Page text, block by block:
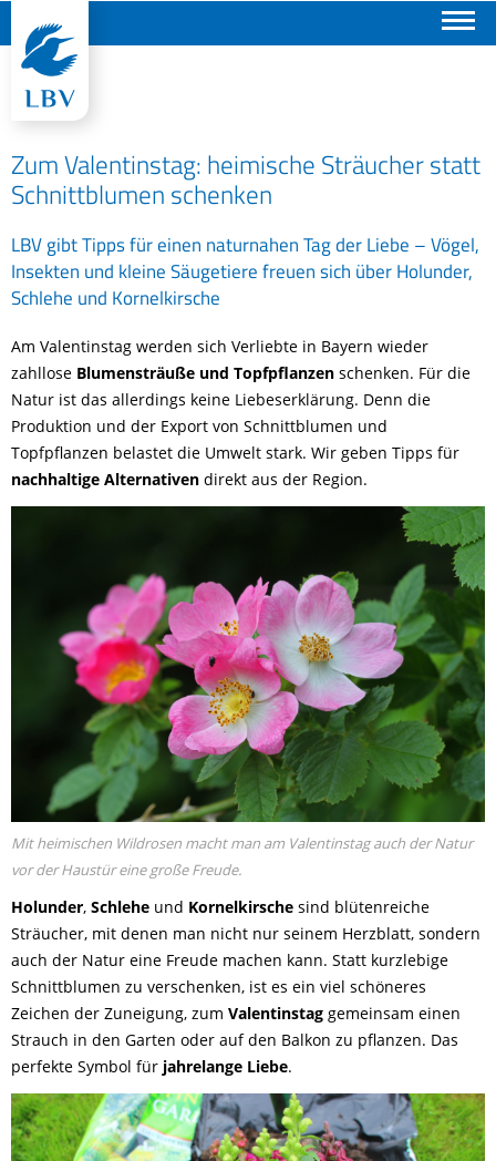
Zum Valentinstag: heimische Sträucher statt
Schnittblumen schenken
LBV gibt Tipps für einen naturnahen Tag der Liebe – Vögel,
Insekten und kleine Säugetiere freuen sich über Holunder,
Schlehe und Kornelkirsche
Am Valentinstag werden sich Verliebte in Bayern wieder
zahllose Blumensträuße und Topfpflanzen schenken. Für die
Natur ist das allerdings keine Liebeserklärung. Denn die
Produktion und der Export von Schnittblumen und
Topfpflanzen belastet die Umwelt stark. Wir geben Tipps für
nachhaltige Alternativen direkt aus der Region.
Mit heimischen Wildrosen macht man am Valentinstag auch der Natur
vor der Haustür eine große Freude.
Holunder, Schlehe und Kornelkirsche sind blütenreiche
Sträucher, mit denen man nicht nur seinem Herzblatt, sondern
auch der Natur eine Freude machen kann. Statt kurzlebige
Schnittblumen zu verschenken, ist es ein viel schöneres
Zeichen der Zuneigung, zum Valentinstag gemeinsam einen
Strauch in den Garten oder auf den Balkon zu pflanzen. Das
perfekte Symbol für jahrelange Liebe.